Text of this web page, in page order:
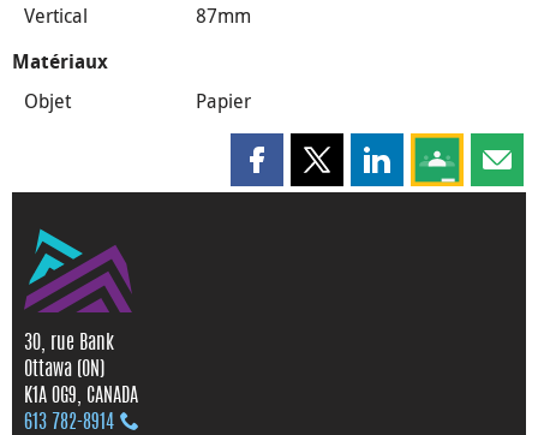
Vertical
87mm
Matériaux
Objet Papier
Partager cette page sur
Partager cette page sur X
Partager cette
Partagez
30, rue Bank
Ottawa (ON)
K1A 0G9, CANADA
613 782‑8914